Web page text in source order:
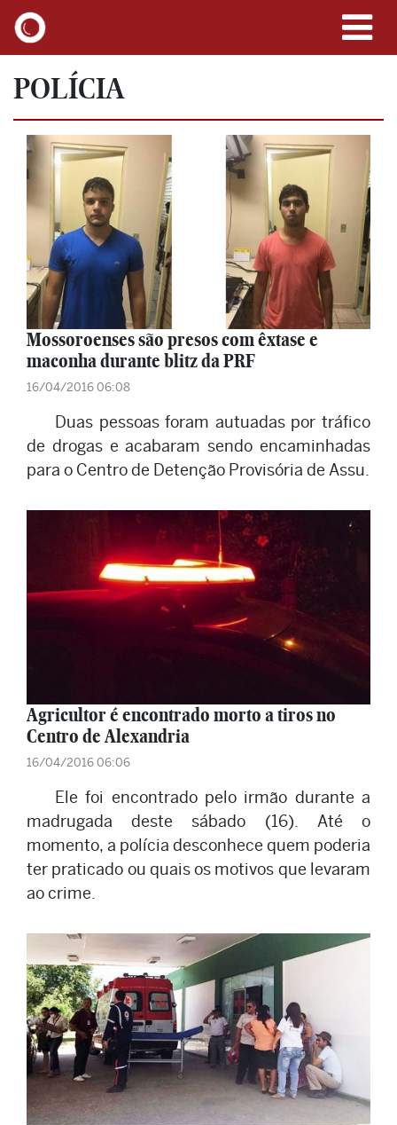
POLÍCIA
Mossoroenses são presos com êxtase e
maconha durante blitz da PRF
16/04/2016 06:08
Duas pessoas foram autuadas por tráfico
de drogas e acabaram sendo encaminhadas
para o Centro de Detenção Provisória de Assu.
Agricultor é encontrado morto a tiros no
Centro de Alexandria
16/04/2016 06:06
Ele foi encontrado pelo irmão durante a
madrugada deste sábado (16). Até o
momento, a polícia desconhece quem poderia
ter praticado ou quais os motivos que levaram
ao crime.